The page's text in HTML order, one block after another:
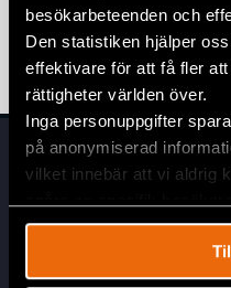
besökarbeteenden och
Den statistiken hjälper
effektivare för att få fler
rättigheter världen över.
Inga personuppgifter
på anonymiserad
vilket innebär att vi aldrig
Ungern visar att
NYHETER,UNGERN 13